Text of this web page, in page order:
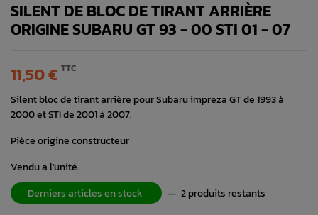
SILENT DE BLOC DE TIRANT ARRIÈRE
ORIGINE SUBARU GT 93 - 00 STI 01 - 07
11,50 € TTC
Silent bloc de tirant arrière pour Subaru impreza GT de 1993 à
2000 et STI de 2001 à 2007.
Pièce origine constructeur
Vendu a l'unité.
Derniers articles en stock
— 2 produits restants